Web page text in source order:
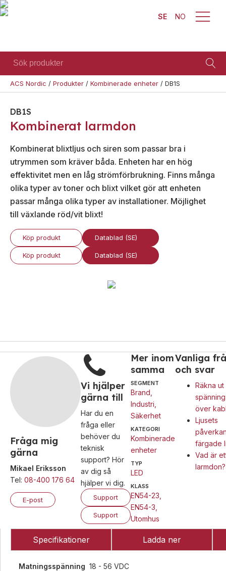
SE NO
Visa allt
kategorier
Se alla
Teknisk
support
Offertförfrågan
Brand
Blixtljus
Kombinerade
enheter
Larmsystem
Larmklockor
MED-
klassade
Säkerhet
Larmsystem
Industri
Blixtljus
klassade
Blixtljus
Larmklockor
Tillbehör
Tillbehör
Strömförsörjning
Sök
produkter
ACS Nordic / Produkter / Kombinerade enheter / DB1S
DB1S
Kombinerat larmdon
Kombinerat blixtljus och siren som passar bra i
utrymmen som kräver båda. Enheten har en hög
effektivitet men en låg strömförbrukning. Finns många
olika typer av toner och blixt vilket gör att enheten
passar många olika typer av installationer. Möjlighet
till växlande röd/vit blixt!
Köp produkt Datablad (SE)
Köp produkt Datablad (SE)
Fråga mig
gärna
Mikael Eriksson
Tel: 08-400 176 64
E-post
Vi hjälper
gärna till
Har du en
fråga eller
behöver du
teknisk
support? Hör
av dig så
hjälper vi dig.
Support
Support
Mer inom
samma
SEGMENT
Brand
Industri
Säkerhet
KATEGORI
Kombinerade
enheter
TYP
LED
KLASS
EN54-23
EN54-3
Utomhus
Vanliga
och svar
Räkna ut
över
Ljusets
färgade
Vad är
larmdon?
Specifikationer Ladda ner
Matningsspänning 18 - 56 VDC